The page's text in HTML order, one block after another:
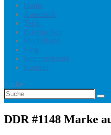
Home
Aquaristik
Teich
Briefmarken
Modellbahn
Blog
Benutzerkonto
Kontakt
Suche
DDR #1148 Marke